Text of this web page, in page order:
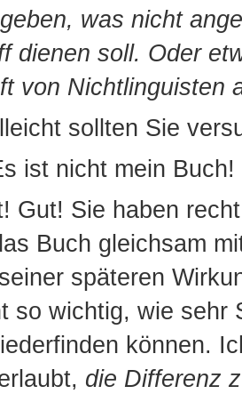
was nicht
dienen soll. Oder
von Nichtlinguisten
sollten Sie
ist nicht mein Buch!
Gut! Sie haben
Buch gleichsam
späteren
so wichtig, wie sehr
können.
die Differenz